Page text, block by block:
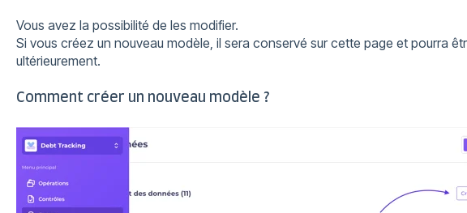
Vous avez la possibilité de les modifier.
Si vous créez un nouveau modèle, il sera conservé sur cette page et pourra
ultérieurement.
Comment créer un nouveau modèle ?